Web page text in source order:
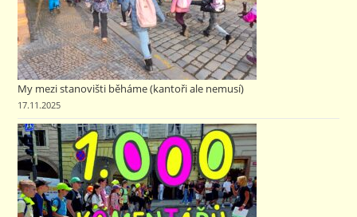
My mezi stanovišti běháme (kantoři ale nemusí)
17.11.2025